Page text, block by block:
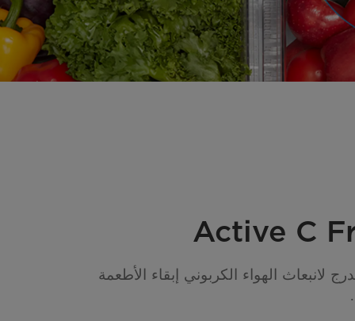
لانبعاث الهواء الكربوني إبقاء الأطعمة